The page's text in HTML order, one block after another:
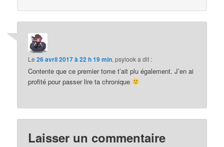
Le26 avril 2017 à 22 h 19 min,psylooka dit :
Contente que ce premier tome t’ait plu également. J’en ai
profité pour passer lire ta chronique
Laisser un commentaire